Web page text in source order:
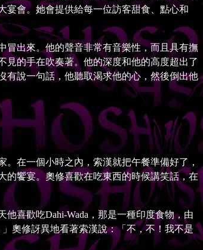
宴會。她會提供給每一位訪客甜食、點心和
出來。他的聲音非常有音樂性，而且具有撫
見的手在吹奏著。他的深度和他的高度超出了
有說一句話，他聽取渴求他的心，然後倒出他
在一個小時之內，索漢就把午餐準備好了，
的饗宴。奧修喜歡在吃東西的時候講笑話，在
喜歡吃Dahi-Wada，那是一種印度食物，由
奧修訝異地看著索漢說：「不，不！我不是